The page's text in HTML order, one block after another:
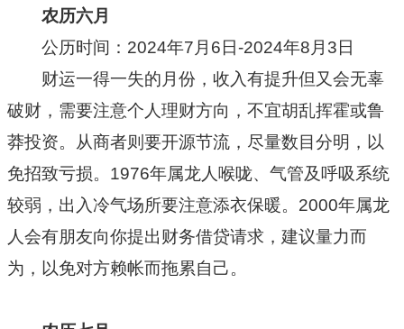
农历六月
公历时间：2024年7月6日-2024年8月3日
财运一得一失的月份，收入有提升但又会无辜
破财，需要注意个人理财方向，不宜胡乱挥霍或鲁
莽投资。从商者则要开源节流，尽量数目分明，以
免招致亏损。1976年属龙人喉咙、气管及呼吸系统
较弱，出入冷气场所要注意添衣保暖。2000年属龙
人会有朋友向你提出财务借贷请求，建议量力而
为，以免对方赖帐而拖累自己。